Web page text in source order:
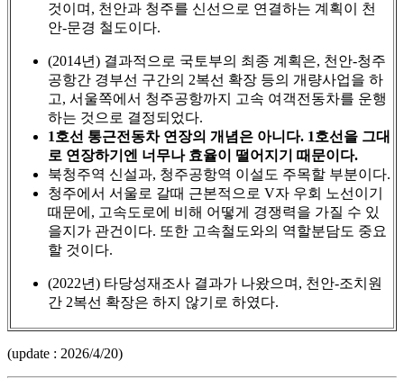
것이며, 천안과 청주를 신선으로 연결하는 계획이 천
안-문경 철도이다.
(2014년) 결과적으로 국토부의 최종 계획은, 천안-청주
공항간 경부선 구간의 2복선 확장 등의 개량사업을 하
고, 서울쪽에서 청주공항까지 고속 여객전동차를 운행
하는 것으로 결정되었다.
1호선 통근전동차 연장의 개념은 아니다. 1호선을 그대
로 연장하기엔 너무나 효율이 떨어지기 때문이다.
북청주역 신설과, 청주공항역 이설도 주목할 부분이다.
청주에서 서울로 갈때 근본적으로 V자 우회 노선이기
때문에, 고속도로에 비해 어떻게 경쟁력을 가질 수 있
을지가 관건이다. 또한 고속철도와의 역할분담도 중요
할 것이다.
(2022년) 타당성재조사 결과가 나왔으며, 천안-조치원
간 2복선 확장은 하지 않기로 하였다.
(update : 2026/4/20)